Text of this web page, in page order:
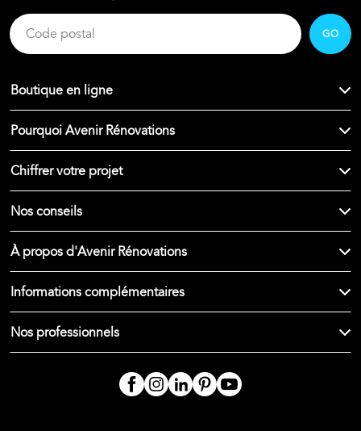
GO
Boutique en ligne
Pourquoi Avenir Rénovations
Chiffrer votre projet
Nos conseils
À propos d'Avenir Rénovations
Informations complémentaires
Nos professionnels